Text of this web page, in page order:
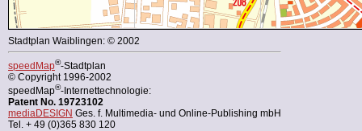
Stadtplan Waiblingen: © 2002
speedMap®-Stadtplan
© Copyright 1996-2002
speedMap®-Internettechnologie:
Patent No. 19723102
mediaDESIGN Ges. f. Multimedia- und Online-Publishing mbH
Tel. + 49 (0)365 830 120